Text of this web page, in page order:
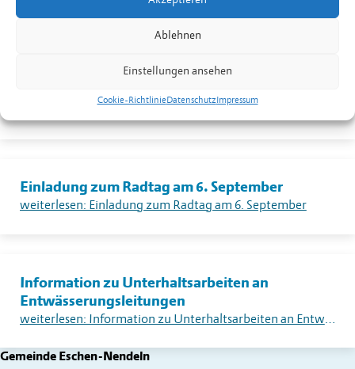
Ablehnen
Einstellungen ansehen
Cookie-RichtlinieDatenschutzImpressum
weiterlesen: Warnung vor sehr grosser Flur- und Waldbrandgefahr – Erlass eines absoluten Feuerverbotes im Freien in Liechtenstein
Dorfplatzkino
Einladung zum Radtag am 6. September
weiterlesen: Einladung zum Radtag am 6. September
Information zu Unterhaltsarbeiten an
Entwässerungsleitungen
weiterlesen: Information zu Unterhaltsarbeiten an Entwässerungsleitungen
Gemeinde Eschen-Nendeln